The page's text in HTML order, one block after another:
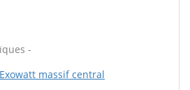
-
Exowatt massif central